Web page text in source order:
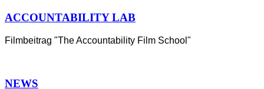
ACCOUNTABILITY LAB
Filmbeitrag "The Accountability Film School"
NEWS